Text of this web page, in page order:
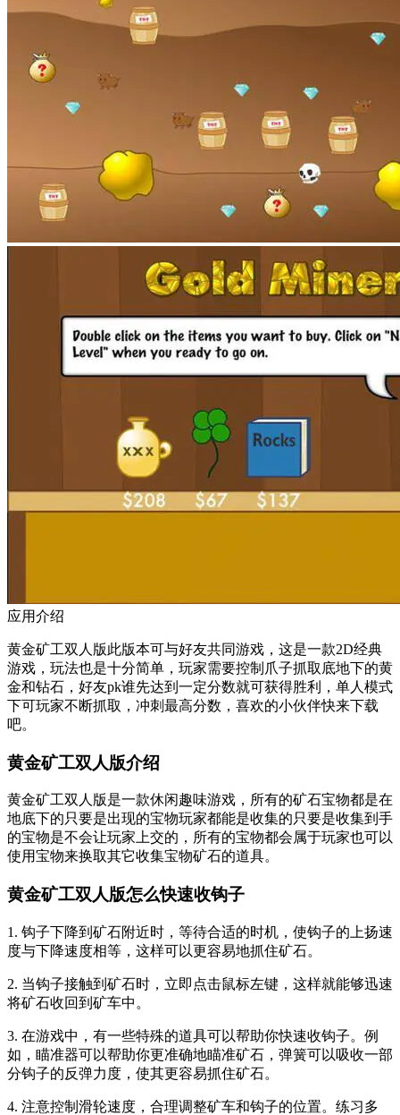
应用介绍
黄金矿工双人版此版本可与好友共同游戏，这是一款2D经典
游戏，玩法也是十分简单，玩家需要控制爪子抓取底地下的黄
金和钻石，好友pk谁先达到一定分数就可获得胜利，单人模式
下可玩家不断抓取，冲刺最高分数，喜欢的小伙伴快来下载
吧。
黄金矿工双人版介绍
黄金矿工双人版是一款休闲趣味游戏，所有的矿石宝物都是在
地底下的只要是出现的宝物玩家都能是收集的只要是收集到手
的宝物是不会让玩家上交的，所有的宝物都会属于玩家也可以
使用宝物来换取其它收集宝物矿石的道具。
黄金矿工双人版怎么快速收钩子
1. 钩子下降到矿石附近时，等待合适的时机，使钩子的上扬速
度与下降速度相等，这样可以更容易地抓住矿石。
2. 当钩子接触到矿石时，立即点击鼠标左键，这样就能够迅速
将矿石收回到矿车中。
3. 在游戏中，有一些特殊的道具可以帮助你快速收钩子。例
如，瞄准器可以帮助你更准确地瞄准矿石，弹簧可以吸收一部
分钩子的反弹力度，使其更容易抓住矿石。
4. 注意控制滑轮速度，合理调整矿车和钩子的位置。练习多